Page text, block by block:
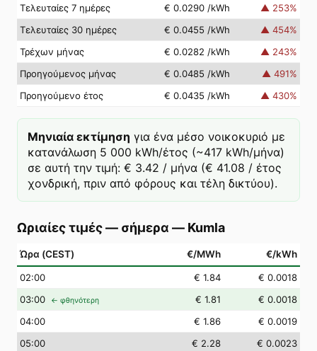
Τελευταίες 7 ημέρες
€ 0.0290 /kWh ▲ 253%
Τελευταίες 30 ημέρες
€ 0.0455 /kWh ▲ 454%
Τρέχων μήνας
€ 0.0282 /kWh ▲ 243%
Προηγούμενος μήνας
€ 0.0485 /kWh ▲ 491%
Προηγούμενο έτος
€ 0.0435 /kWh ▲ 430%
Μηνιαία εκτίμηση για ένα μέσο νοικοκυριό με
κατανάλωση 5 000 kWh/έτος (~417 kWh/μήνα)
σε αυτή την τιμή: € 3.42 / μήνα (€ 41.08 / έτος
χονδρική, πριν από φόρους και τέλη δικτύου).
Ωριαίες τιμές — σήμερα — Kumla
Ώρα (CEST) €/MWh €/kWh
02:00 € 1.84
€ 0.0018
03:00 ← φθηνότερη € 1.81
€ 0.0018
04:00 € 1.86
€ 0.0019
05:00 € 2.28
€ 0.0023